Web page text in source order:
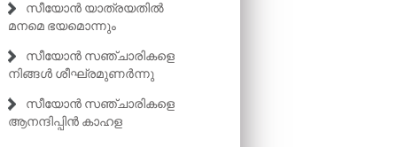
സീയോൻ യാത്രയതിൽ
മനമെ ഭയമൊന്നും
സീയോൻ സഞ്ചാരികളെ
നിങ്ങൾ ശീഘ്രമുണർന്നു
സീയോൻ സഞ്ചാരികളെ
ആനന്ദിപ്പിൻ കാഹള